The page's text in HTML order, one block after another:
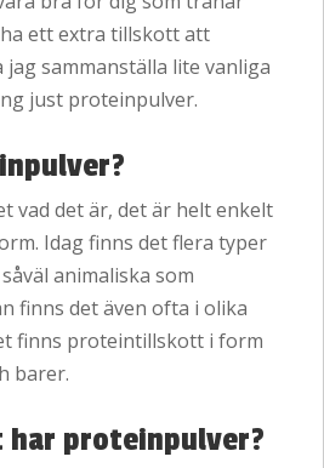
ett extra tillskott att
sammanställa lite vanliga
just proteinpulver.
vad det är, det är helt enkelt
Idag finns det flera typer
animaliska som
finns det även ofta i olika
finns proteintillskott i form
barer.
proteinpulver?